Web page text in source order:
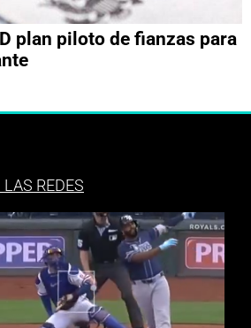
plan piloto de fianzas para
REDES